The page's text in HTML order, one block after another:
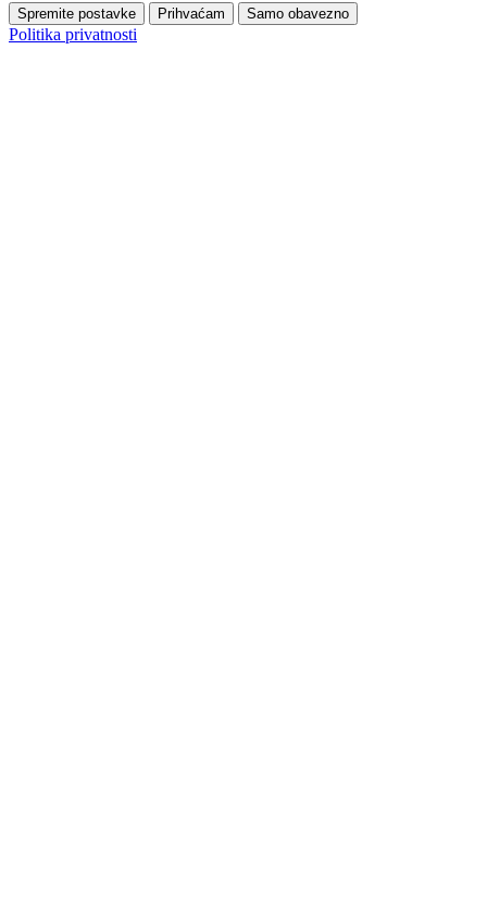
Spremite postavke Prihvaćam Samo obavezno
Politika privatnosti